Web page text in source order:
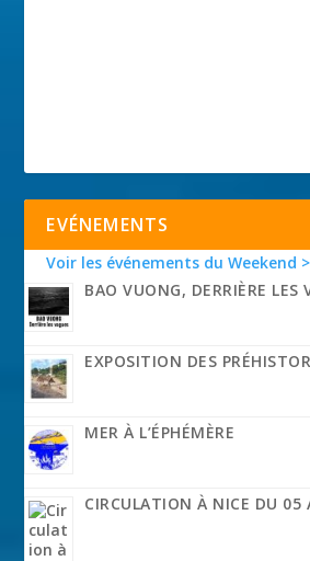
EVÉNEMENTS
Voir les événements du Weekend
BAO VUONG, DERRIÈRE LES
EXPOSITION DES
MER À L’ÉPHÉMÈRE
CIRCULATION À NICE DU 05